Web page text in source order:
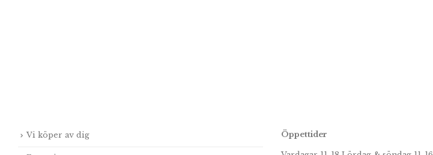
Vi köper av dig Öppettider